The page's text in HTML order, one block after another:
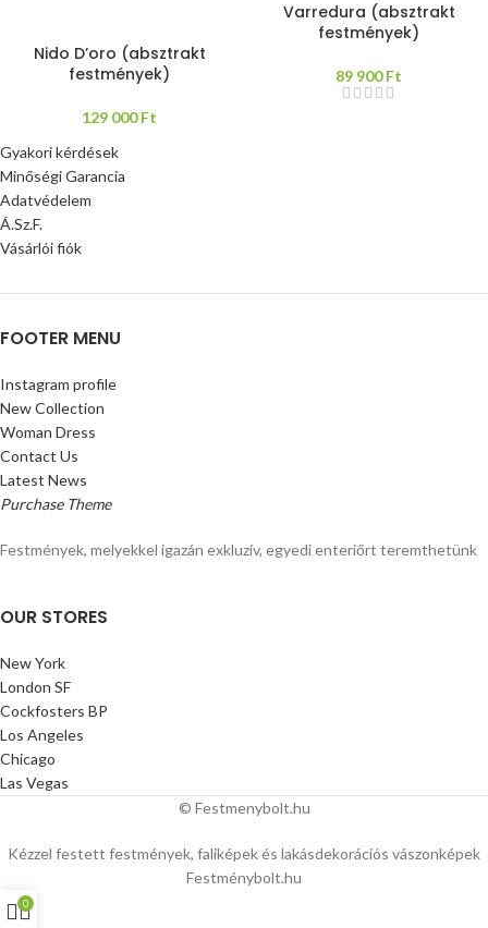
Nido D’oro (absztrakt
festmények)
129 000Ft
Varredura (absztrakt
festmények)
89 900Ft
Gyakori kérdések
Minőségi Garancia
Adatvédelem
Á.Sz.F.
Vásárlói fiók
FOOTER MENU
Instagram profile
New Collection
Woman Dress
Contact Us
Latest News
Purchase Theme
Festmények, melyekkel igazán exkluzív, egyedi enteriőrt teremthetünk
OUR STORES
New York
London SF
Cockfosters BP
Los Angeles
Chicago
Las Vegas
© Festmenybolt.hu
Kézzel festett festmények, faliképek és lakásdekorációs vászonképek
Festménybolt.hu
0